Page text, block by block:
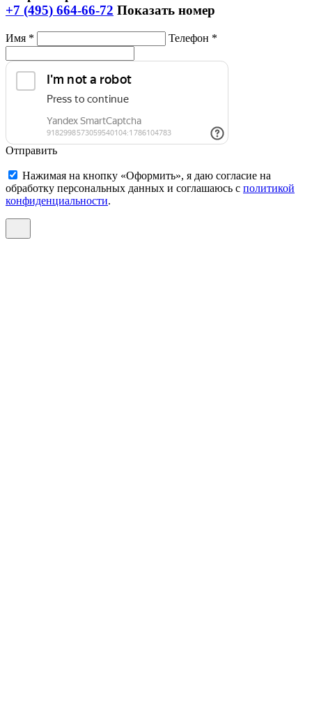
+7 (495) 664-66-72 Показать номер
Имя * Телефон *
Отправить
Нажимая на кнопку «Оформить», я даю согласие на
обработку персональных данных и соглашаюсь c политикой
конфиденциальности.